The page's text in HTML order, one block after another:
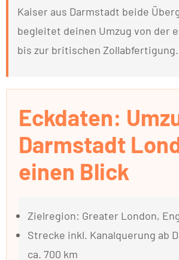
Kaiser aus Darmstadt beide
begleitet deinen Umzug von der
bis zur britischen Zollabfertigung.
Eckdaten:
Darmstadt
einen Blick
Zielregion: Greater London,
Strecke inkl. Kanalquerung ab
ca. 700 km